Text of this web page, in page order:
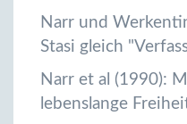
Narr und
Stasi gleich
Narr et al (1990):
lebenslange